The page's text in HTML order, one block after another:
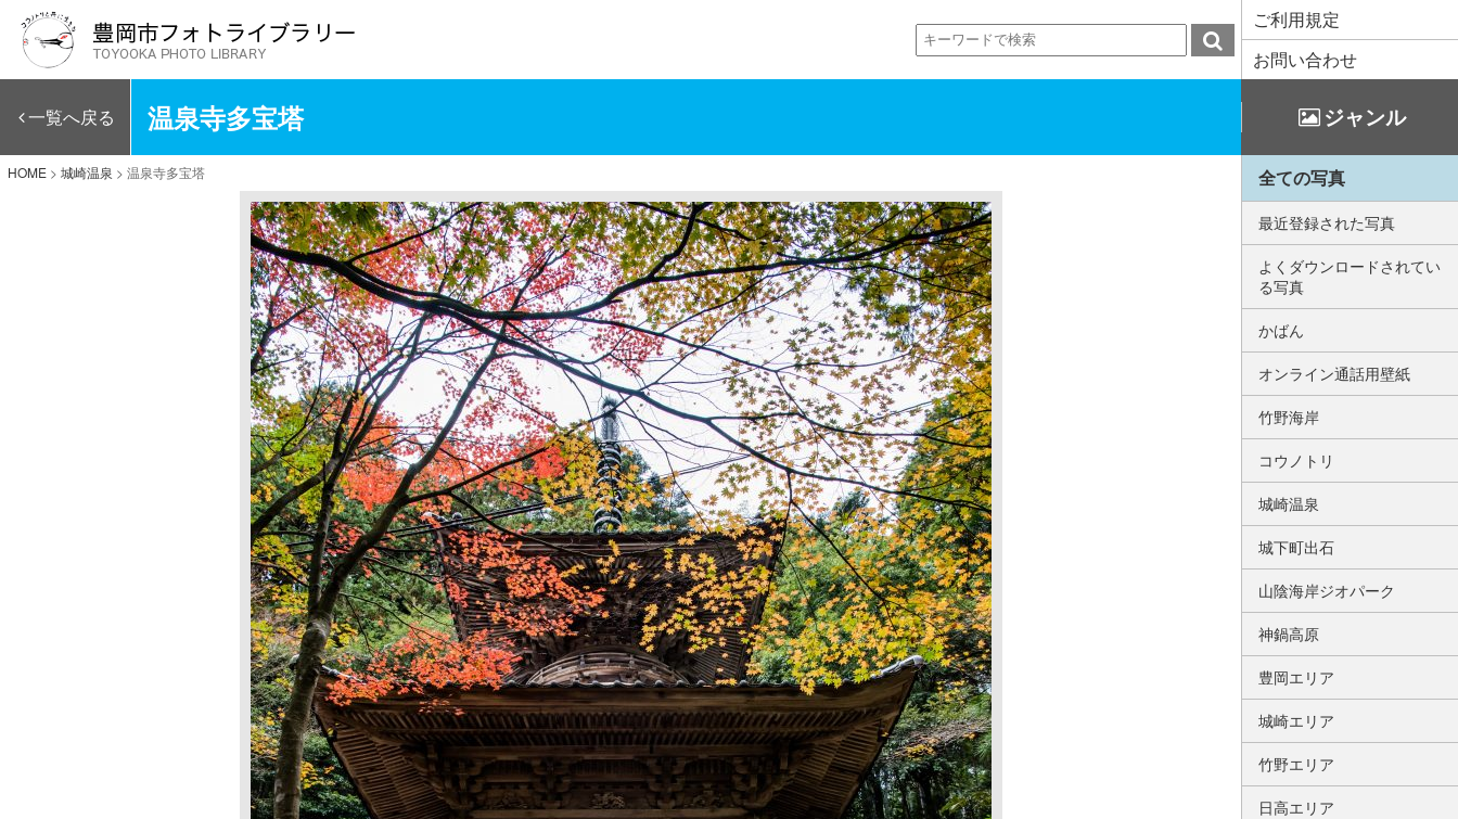
ご利用規定
お問い合わせ
一覧へ戻る 温泉寺多宝塔 ジャンル
HOME > 城崎温泉 > 温泉寺多宝塔 全ての写真
最近登録された写真
よくダウンロードされてい
る写真
かばん
オンライン通話用壁紙
竹野海岸
コウノトリ
城崎温泉
城下町出石
山陰海岸ジオパーク
神鍋高原
豊岡エリア
城崎エリア
竹野エリア
日高エリア